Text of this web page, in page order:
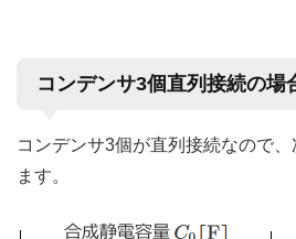
コンデンサ3個直列接続の場
コンデンサ3個が直列接続なので
ます。